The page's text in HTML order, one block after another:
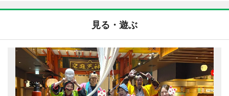
見る・遊ぶ